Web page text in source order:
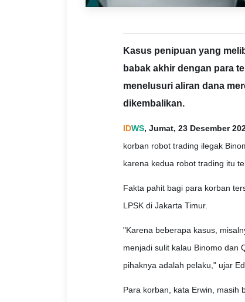
Kasus penipuan yang
babak akhir dengan para
menelusuri aliran dana
dikembalikan.
IDWS, Jumat, 23 Desember
korban robot trading ilegak
karena kedua robot trading itu
Fakta pahit bagi para korban
LPSK di Jakarta Timur.
"Karena beberapa kasus,
menjadi sulit kalau Binomo dan
pihaknya adalah pelaku," ujar
Para korban, kata Erwin, masih